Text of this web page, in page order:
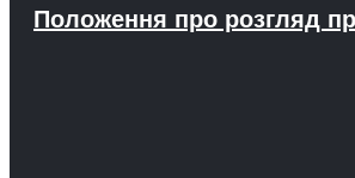
Положення про розгляд